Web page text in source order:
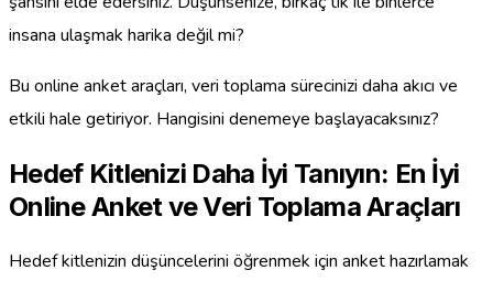
insana ulaşmak harika değil mi?
Bu online anket araçları, veri toplama sürecinizi daha akıcı ve
etkili hale getiriyor. Hangisini denemeye başlayacaksınız?
Hedef Kitlenizi Daha İyi Tanıyın: En İyi
Online Anket ve Veri Toplama Araçları
Hedef kitlenizin düşüncelerini öğrenmek için anket hazırlamak